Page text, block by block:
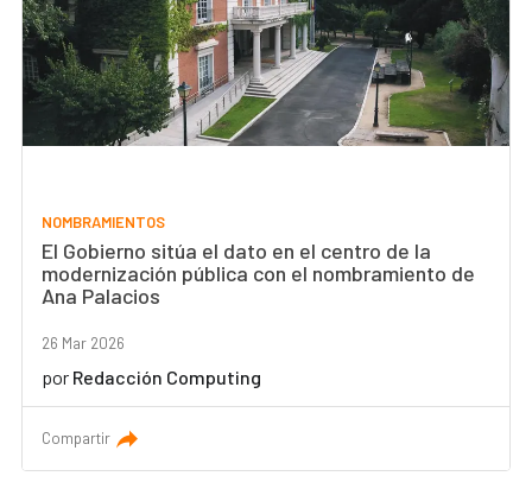
NOMBRAMIENTOS
El Gobierno sitúa el dato en el centro de la
modernización pública con el nombramiento de
Ana Palacios
26 Mar 2026
por Redacción Computing
Compartir